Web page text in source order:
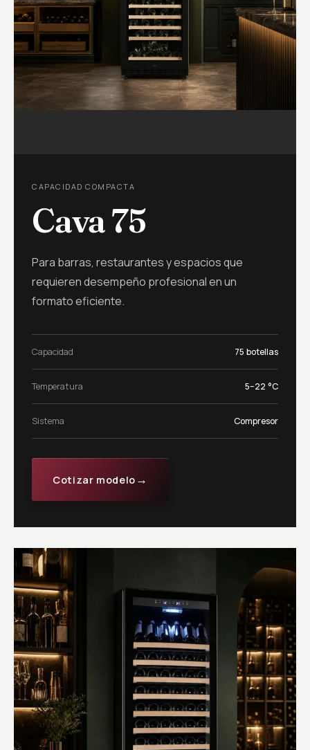
CAPACIDAD COMPACTA
Cava 75
Para barras, restaurantes y espacios que
requieren desempeño profesional en un
formato eficiente.
Capacidad 75 botellas
Temperatura 5–22 °C
Sistema Compresor
Cotizar modelo →